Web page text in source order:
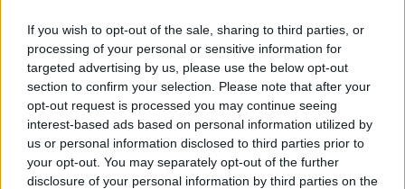
If you wish to opt-out of the sale, sharing to third parties, or
processing of your personal or sensitive information for
targeted advertising by us, please use the below opt-out
section to confirm your selection. Please note that after your
opt-out request is processed you may continue seeing
interest-based ads based on personal information utilized by
us or personal information disclosed to third parties prior to
your opt-out. You may separately opt-out of the further
disclosure of your personal information by third parties on the
και ο νεαρός Γκοτζαμανίδης.
Από κει και πέρα αισιοδοξία εκφράζεται για
την επιστροφή των Νικολιά και Γκράουρ.
Εκτός από την τακτική, βάρος θα δοθεί από
τον προπονητή και στην ψυχολογία, καθώς σε
τέτοια παιχνίδια παίζει καθοριστικό ρόλο.